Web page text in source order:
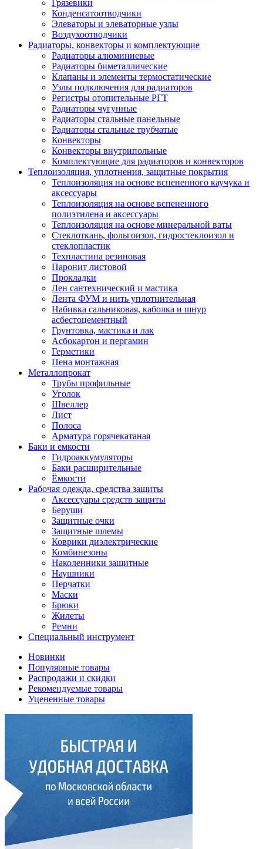
Грязевики
Конденсатоотводчики
Элеваторы и элеваторные узлы
Воздухоотводчики
Радиаторы, конвекторы и комплектующие
Радиаторы алюминиевые
Радиаторы биметаллические
Клапаны и элементы термостатические
Узлы подключения для радиаторов
Регистры отопительные РГТ
Радиаторы чугунные
Радиаторы стальные панельные
Радиаторы стальные трубчатые
Конвекторы
Конвекторы внутрипольные
Комплектующие для радиаторов и конвекторов
Теплоизоляция, уплотнения, защитные покрытия
Теплоизоляция на основе вспененного каучука и
аксессуары
Теплоизоляция на основе вспененного
полиэтилена и аксессуары
Теплоизоляция на основе минеральной ваты
Стеклоткань, фольгоизол, гидростеклоизол и
стеклопластик
Техпластина резиновая
Паронит листовой
Прокладки
Лен сантехнический и мастика
Лента ФУМ и нить уплотнительная
Набивка сальниковая, каболка и шнур
асбестоцементный
Грунтовка, мастика и лак
Асбокартон и пергамин
Герметики
Пена монтажная
Металлопрокат
Трубы профильные
Уголок
Швеллер
Лист
Полоса
Арматура горячекатаная
Баки и емкости
Гидроаккумуляторы
Баки расширительные
Ёмкости
Рабочая одежда, средства защиты
Аксессуары средств защиты
Беруши
Защитные очки
Защитные шлемы
Коврики диэлектрические
Комбинезоны
Наколенники защитные
Наушники
Перчатки
Маски
Брюки
Жилеты
Ремни
Специальный инструмент
Новинки
Популярные товары
Распродажи и скидки
Рекомендуемые товары
Уцененные товары